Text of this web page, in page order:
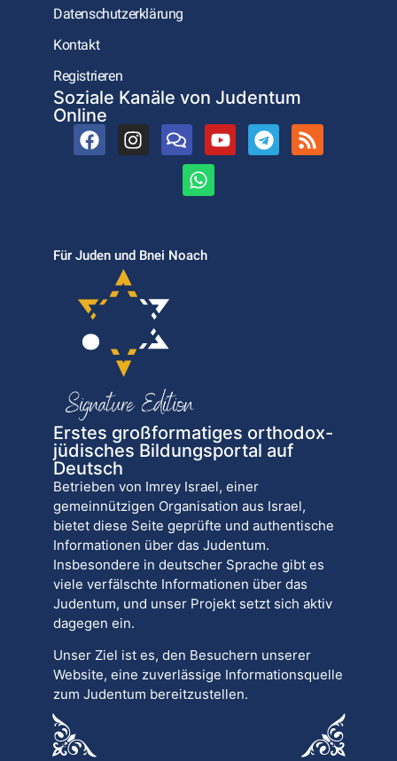
Datenschutzerklärung
Kontakt
Registrieren
Soziale Kanäle von Judentum
Online
Für Juden und Bnei Noach
Erstes großformatiges orthodox-
jüdisches Bildungsportal auf
Deutsch
Betrieben von Imrey Israel, einer
gemeinnützigen Organisation aus Israel,
bietet diese Seite geprüfte und authentische
Informationen über das Judentum.
Insbesondere in deutscher Sprache gibt es
viele verfälschte Informationen über das
Judentum, und unser Projekt setzt sich aktiv
dagegen ein.
Unser Ziel ist es, den Besuchern unserer
Website, eine zuverlässige Informationsquelle
zum Judentum bereitzustellen.